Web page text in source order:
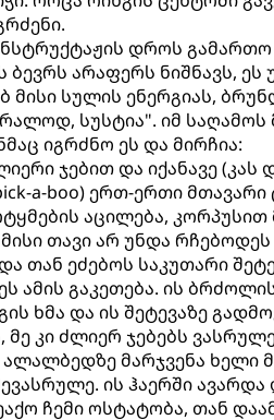
დროს
ბევრს არაფერს ნიშნავს,
მისი სულის ენერგიას,
სუსტია". იმ საღამოს
იგრძნო ეს და მირჩია:
ჯებით და იქანავე
a-boo) ერთ-ერთი
აცილება,
თავი არ უნდა
თან ეძებოს საკუთარი
ამის გაკეთება. ის
ხმა და ის შეტევაზე
მე კი ძლიერ ჯებებს
ალალბედზე მარჯვენა ხელი
ის ჰაერში
ჩემი ოსტატობა, თან